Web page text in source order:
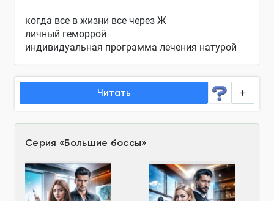
когда все в жизни все через Ж
личный геморрой
индивидуальная программа лечения натурой
Читать
Серия «Большие боссы»